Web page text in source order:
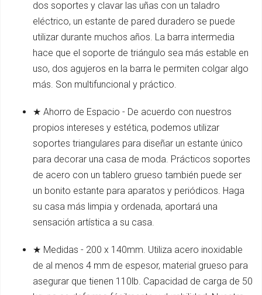
dos soportes y clavar las uñas con un taladro
eléctrico, un estante de pared duradero se puede
utilizar durante muchos años. La barra intermedia
hace que el soporte de triángulo sea más estable en
uso, dos agujeros en la barra le permiten colgar algo
más. Son multifuncional y práctico.
★ Ahorro de Espacio - De acuerdo con nuestros
propios intereses y estética, podemos utilizar
soportes triangulares para diseñar un estante único
para decorar una casa de moda. Prácticos soportes
de acero con un tablero grueso también puede ser
un bonito estante para aparatos y periódicos. Haga
su casa más limpia y ordenada, aportará una
sensación artística a su casa.
★ Medidas - 200 x 140mm. Utiliza acero inoxidable
de al menos 4 mm de espesor, material grueso para
asegurar que tienen 110lb. Capacidad de carga de 50